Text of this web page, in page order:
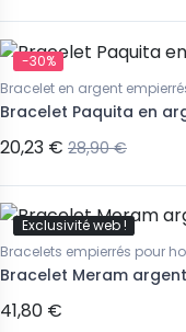
-30%
Bracelet en argent
Bracelet Paquita en
20,23 € 28,90 €
Exclusivité web !
Bracelets empierrés pour
Bracelet Meram
41,80 €